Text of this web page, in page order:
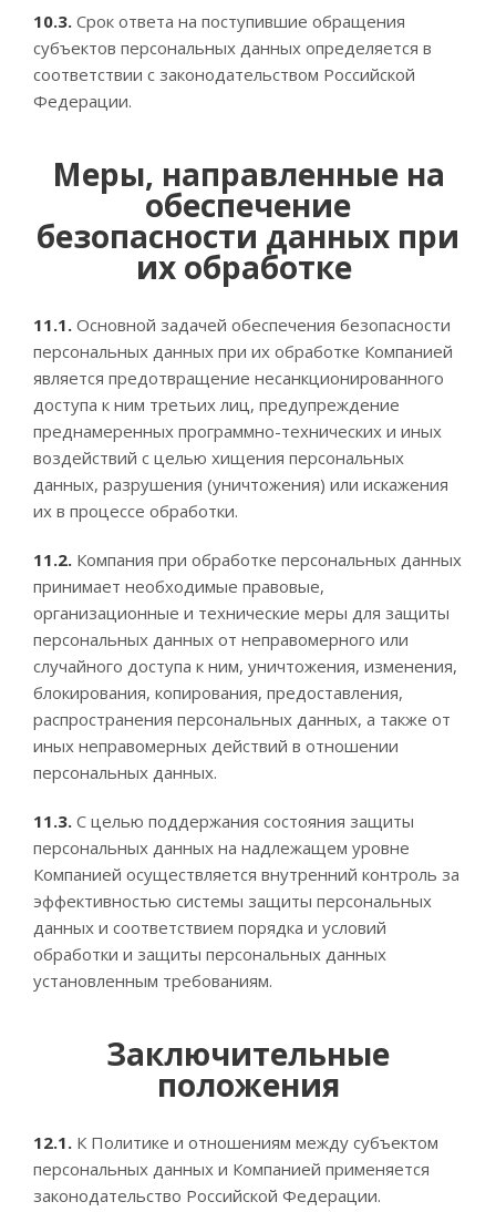
10.3. Срок ответа на поступившие обращения
субъектов персональных данных определяется в
соответствии с законодательством Российской
Федерации.
Меры, направленные на
обеспечение
безопасности данных при
их обработке
11.1. Основной задачей обеспечения безопасности
персональных данных при их обработке Компанией
является предотвращение несанкционированного
доступа к ним третьих лиц, предупреждение
преднамеренных программно-технических и иных
воздействий с целью хищения персональных
данных, разрушения (уничтожения) или искажения
их в процессе обработки.
11.2. Компания при обработке персональных данных
принимает необходимые правовые,
организационные и технические меры для защиты
персональных данных от неправомерного или
случайного доступа к ним, уничтожения, изменения,
блокирования, копирования, предоставления,
распространения персональных данных, а также от
иных неправомерных действий в отношении
персональных данных.
11.3. С целью поддержания состояния защиты
персональных данных на надлежащем уровне
Компанией осуществляется внутренний контроль за
эффективностью системы защиты персональных
данных и соответствием порядка и условий
обработки и защиты персональных данных
установленным требованиям.
Заключительные
положения
12.1. К Политике и отношениям между субъектом
персональных данных и Компанией применяется
законодательство Российской Федерации.